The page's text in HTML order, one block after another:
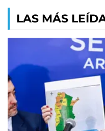
LAS MÁS